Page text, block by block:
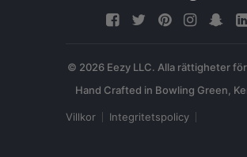
© 2026 Eezy LLC. Alla rättigheter
Villkor Integritetspolicy